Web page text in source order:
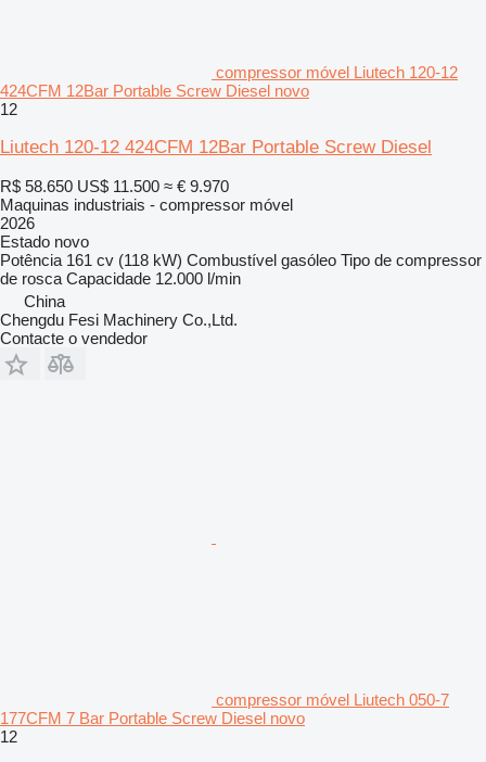
compressor móvel Liutech 120-12
424CFM 12Bar Portable Screw Diesel novo
12
Liutech 120-12 424CFM 12Bar Portable Screw Diesel
R$ 58.650 US$ 11.500 ≈ € 9.970
Maquinas industriais - compressor móvel
2026
Estado novo
Potência 161 cv (118 kW) Combustível gasóleo Tipo de compressor
de rosca Capacidade 12.000 l/min
China
Chengdu Fesi Machinery Co.,Ltd.
Contacte o vendedor
compressor móvel Liutech 050-7
177CFM 7 Bar Portable Screw Diesel novo
12